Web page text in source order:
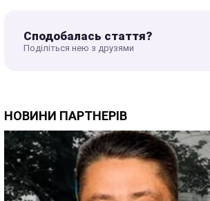
Сподобалась стаття?
Поділіться нею з друзями